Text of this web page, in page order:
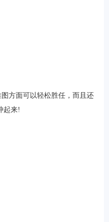
方面可以轻松胜任，而且还
起来!